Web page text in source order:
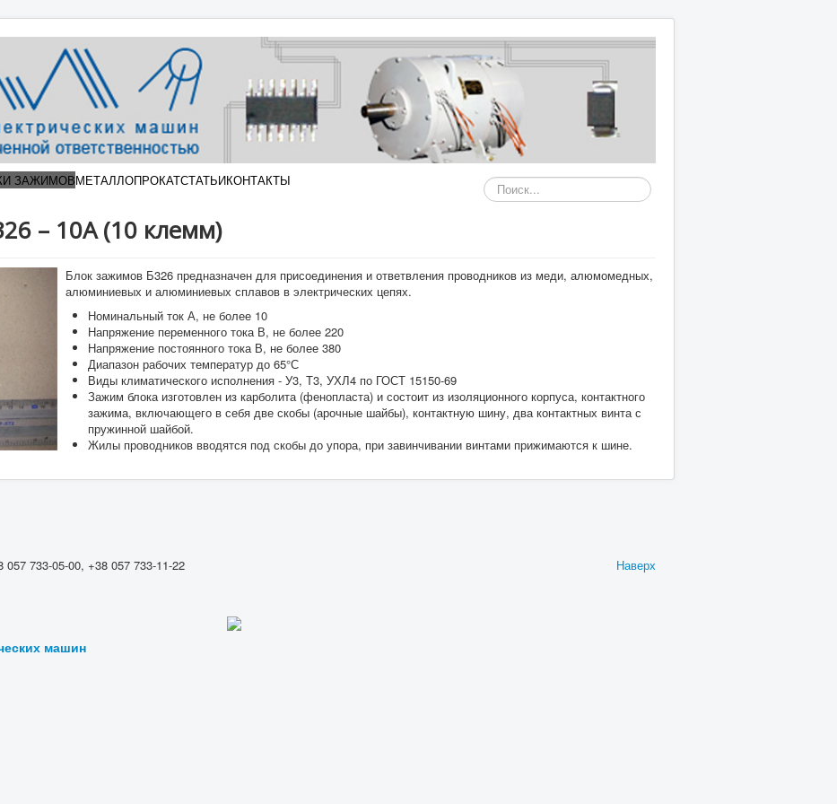
ЗАЖИМОВМЕТАЛЛОПРОКАТСТАТЬИКОНТАКТЫ Искать...
– 10А (10 клемм)
Блок зажимов Б326 предназначен для присоединения и ответвления проводников из меди, алюмомедных,
алюминиевых и алюминиевых сплавов в электрических цепях.
Номинальный ток А, не более 10
Напряжение переменного тока В, не более 220
Напряжение постоянного тока В, не более 380
Диапазон рабочих температур до 65°С
Виды климатического исполнения - У3, Т3, УХЛ4 по ГОСТ 15150-69
Зажим блока изготовлен из карболита (фенопласта) и состоит из изоляционного корпуса, контактного
зажима, включающего в себя две скобы (арочные шайбы), контактную шину, два контактных винта с
пружинной шайбой.
Жилы проводников вводятся под скобы до упора, при завинчивании винтами прижимаются к шине.
Наверх
057 733-05-00, +38 057 733-11-22
машин